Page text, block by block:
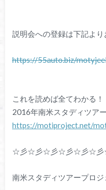
説明会への登録は下記より
https://55auto.biz/
これを読めば全てわかる！
2016年南米スタディツアー
https://motiproject.net/
☆彡☆彡☆彡☆彡☆彡☆
南米スタディツアープロジ